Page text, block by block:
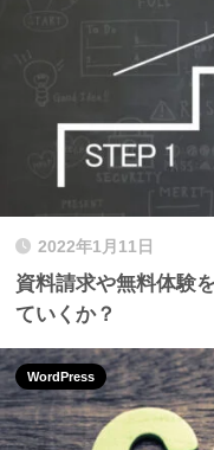
2022年1月11日
資料請求や無料体験
ていくか？
WordPress